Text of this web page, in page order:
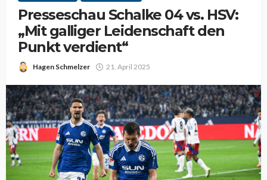
Presseschau Schalke 04 vs. HSV:
„Mit galliger Leidenschaft den
Punkt verdient“
Hagen Schmelzer 21. April 2025